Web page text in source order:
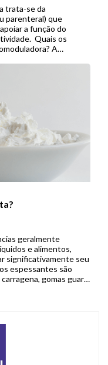
trata-se da
parenteral) que
a função do
Quais os
A
No contexto
geralmente
e alimentos,
significativamente seu
espessantes são
gomas guar,